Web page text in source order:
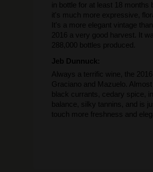
in bottle for at least 18 months
it's much more expressive,
It's a more elegant vintage
2016 a very good harvest. It
288,000 bottles produced.
Jeb Dunnuck:
Always a terrific wine, the
Graciano and Mazuelo.
black currants, cedary spice,
balance, silky tannins, and is
touch more freshness and